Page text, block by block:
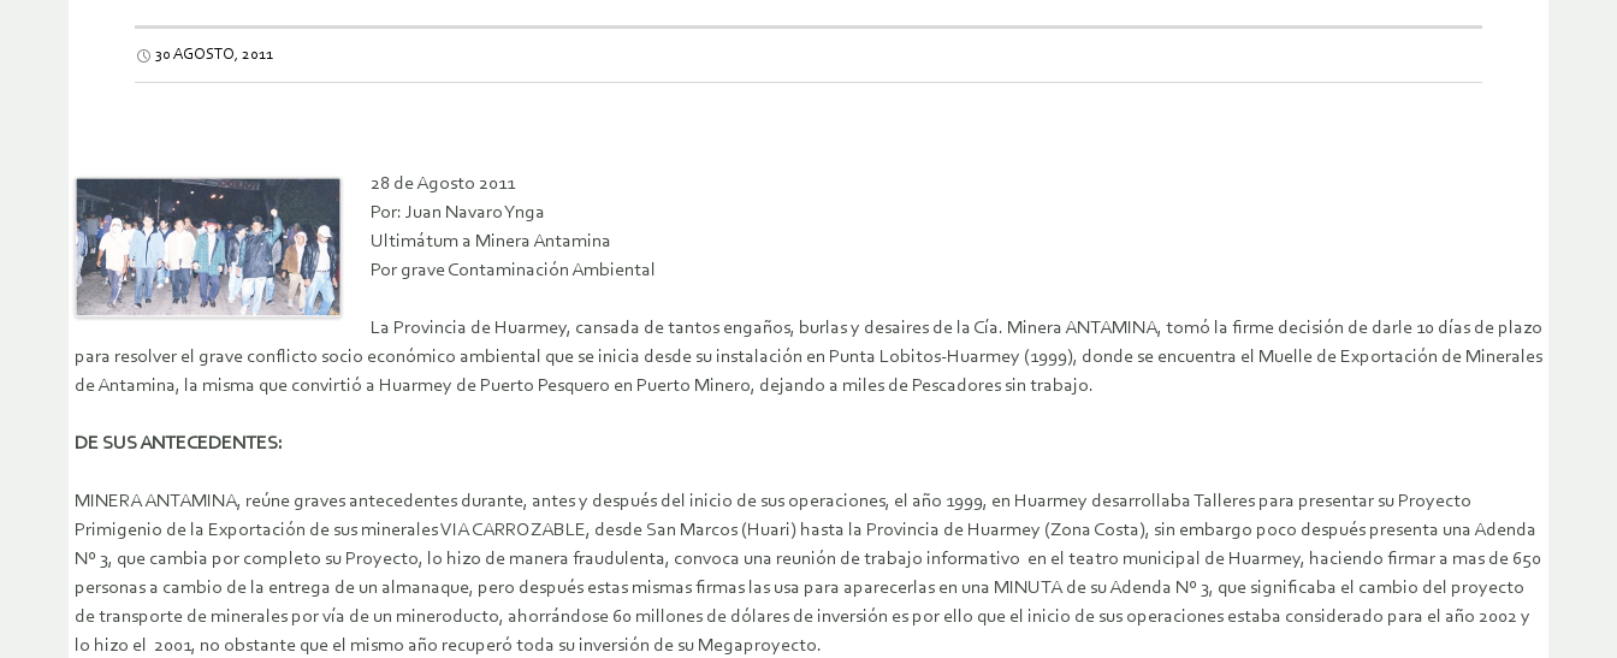
30 AGOSTO, 2011
28 de Agosto 2011
Por: Juan Navaro Ynga
Ultimátum a Minera Antamina
Por grave Contaminación Ambiental
La Provincia de Huarmey, cansada de tantos engaños, burlas y desaires de la Cía. Minera ANTAMINA, tomó la firme decisión de darle 10 días de plazo
para resolver el grave conflicto socio económico ambiental que se inicia desde su instalación en Punta Lobitos-Huarmey (1999), donde se encuentra el Muelle de Exportación de Minerales
de Antamina, la misma que convirtió a Huarmey de Puerto Pesquero en Puerto Minero, dejando a miles de Pescadores sin trabajo.
DE SUS ANTECEDENTES:
MINERA ANTAMINA, reúne graves antecedentes durante, antes y después del inicio de sus operaciones, el año 1999, en Huarmey desarrollaba Talleres para presentar su Proyecto
Primigenio de la Exportación de sus minerales VIA CARROZABLE, desde San Marcos (Huari) hasta la Provincia de Huarmey (Zona Costa), sin embargo poco después presenta una Adenda
Nº 3, que cambia por completo su Proyecto, lo hizo de manera fraudulenta, convoca una reunión de trabajo informativo en el teatro municipal de Huarmey, haciendo firmar a mas de 650
personas a cambio de la entrega de un almanaque, pero después estas mismas firmas las usa para aparecerlas en una MINUTA de su Adenda Nº 3, que significaba el cambio del proyecto
de transporte de minerales por vía de un mineroducto, ahorrándose 60 millones de dólares de inversión es por ello que el inicio de sus operaciones estaba considerado para el año 2002 y
lo hizo el 2001, no obstante que el mismo año recuperó toda su inversión de su Megaproyecto.